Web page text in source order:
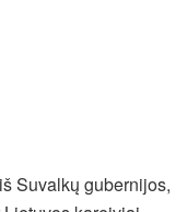
Suvalkų gubernijos,